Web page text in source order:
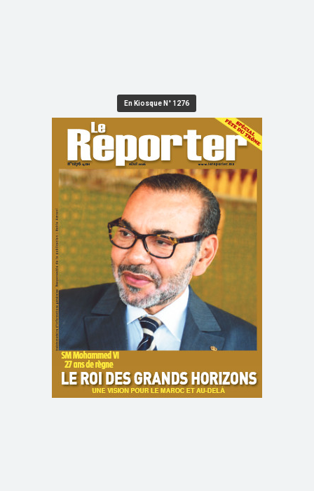
En Kiosque N° 1276